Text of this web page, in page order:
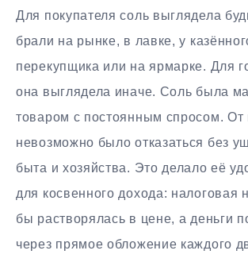
Для покупателя соль выглядела
брали на рынке, в лавке, у
перекупщика или на ярмарке. Для
она выглядела иначе. Соль была
товаром с постоянным спросом. От
невозможно было отказаться без
быта и хозяйства. Это делало её
для косвенного дохода: налоговая
бы растворялась в цене, а деньги
через прямое обложение каждого